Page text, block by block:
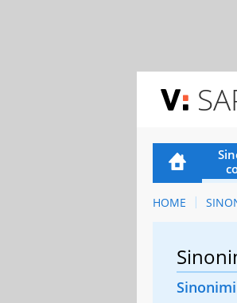
HOME
Sinonimi